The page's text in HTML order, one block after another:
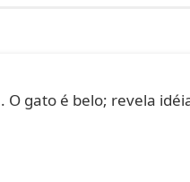
O gato é belo; revela